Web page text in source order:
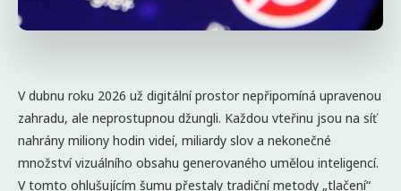
V dubnu roku 2026 už digitální prostor nepřipomíná upravenou
zahradu, ale neprostupnou džungli. Každou vteřinu jsou na síť
nahrány miliony hodin videí, miliardy slov a nekonečné
množství vizuálního obsahu generovaného umělou inteligencí.
V tomto ohlušujícím šumu přestaly tradiční metody „tlačení“